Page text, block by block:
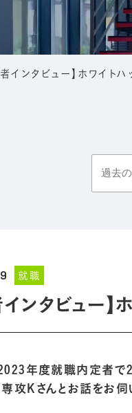
者インタビュー】ホワイト
就職
ンタビュー
年度就職内定者で
攻Kさんとお話をお伺